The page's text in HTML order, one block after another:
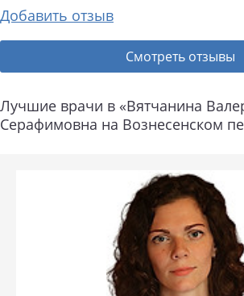
Добавить отзыв
Смотреть отзывы
Лучшие врачи в «Вятчанина
Серафимовна на Вознесенском